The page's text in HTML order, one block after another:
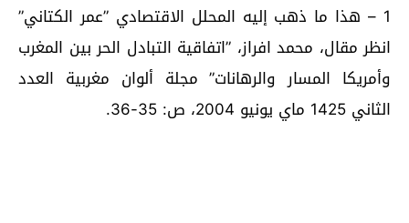
1 – هذا ما ذهب إليه المحلل الاقتصادي ”عمر الكتاني”
انظر مقال، محمد افراز، ”اتفاقية التبادل الحر بين المغرب
وأمريكا المسار والرهانات” مجلة ألوان مغربية العدد
الثاني 1425 ماي يونيو 2004، ص: 35-36.